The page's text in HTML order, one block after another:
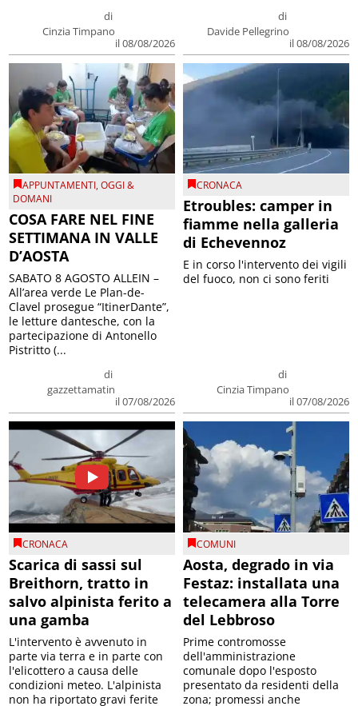
di
Cinzia Timpano
il 08/08/2026
di
Davide Pellegrino
il 08/08/2026
APPUNTAMENTI,OGGI &
DOMANI
COSA FARE NEL FINE
SETTIMANA IN VALLE
D’AOSTA
di
gazzettamatin
il 07/08/2026
SABATO 8 AGOSTO ALLEIN –
All’area verde Le Plan-de-
Clavel prosegue “ItinerDante”,
le letture dantesche, con la
partecipazione di Antonello
Pistritto (...
CRONACA
Etroubles: camper in
fiamme nella galleria
di Echevennoz
di
Cinzia Timpano
il 07/08/2026
E in corso l'intervento dei vigili
del fuoco, non ci sono feriti
CRONACA
Scarica di sassi sul
Breithorn, tratto in
salvo alpinista ferito a
una gamba
L'intervento è avvenuto in
parte via terra e in parte con
l'elicottero a causa delle
condizioni meteo. L'alpinista
non ha riportato gravi ferite
COMUNI
Aosta, degrado in via
Festaz: installata una
telecamera alla Torre
del Lebbroso
Prime contromosse
dell'amministrazione
comunale dopo l'esposto
presentato da residenti della
zona; promessi anche